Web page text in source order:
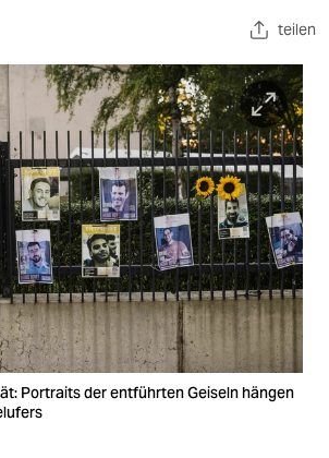
teilen
Portraits der entführten Geiseln hängen